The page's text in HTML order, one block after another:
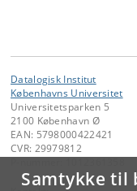
Samtykke til
Datalogisk Institut
Københavns Universitet
Universitetsparken 5
2100 København Ø
EAN: 5798000422421
CVR: 29979812